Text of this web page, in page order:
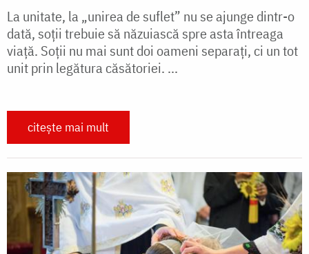
La unitate, la „unirea de suflet” nu se ajunge dintr-o
dată, soții trebuie să năzuiască spre asta întreaga
viață. Soții nu mai sunt doi oameni separați, ci un tot
unit prin legătura căsătoriei. ...
citește mai mult